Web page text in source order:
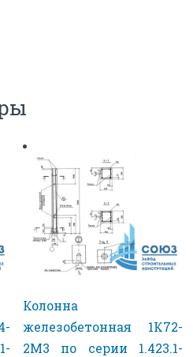
Колонна
железобетонная 1К72-
2М3 по серии 1.423.1-